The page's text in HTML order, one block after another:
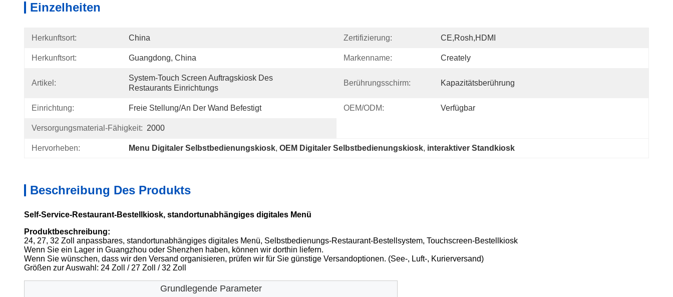
Einzelheiten
Herkunftsort: China Zertifizierung: CE,Rosh,HDMI
Herkunftsort: Guangdong, China Markenname: Creately
Artikel:
System-Touch Screen Auftragskiosk Des
Restaurants Einrichtungs
Berührungsschirm: Kapazitätsberührung
Einrichtung: Freie Stellung/an Der Wand Befestigt OEM/ODM: Verfügbar
Versorgungsmaterial-Fähigkeit: 2000
Hervorheben: Menu Digitaler Selbstbedienungskiosk, OEM Digitaler Selbstbedienungskiosk, interaktiver Standkiosk
Beschreibung Des Produkts
Self-Service-Restaurant-Bestellkiosk, standortunabhängiges digitales Menü
Produktbeschreibung:
24, 27, 32 Zoll anpassbares, standortunabhängiges digitales Menü, Selbstbedienungs-Restaurant-Bestellsystem, Touchscreen-Bestellkiosk
Wenn Sie ein Lager in Guangzhou oder Shenzhen haben, können wir dorthin liefern.
Wenn Sie wünschen, dass wir den Versand organisieren, prüfen wir für Sie günstige Versandoptionen. (See-, Luft-, Kurierversand)
Größen zur Auswahl: 24 Zoll / 27 Zoll / 32 Zoll
Grundlegende Parameter